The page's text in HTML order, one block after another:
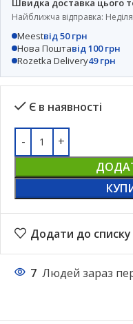
Найближча відправка:
Meestвід 50 грн
Нова Поштавід 100 грн
Rozetka Delivery49 грн
Є в наявності
Додати до
7 Людей зараз